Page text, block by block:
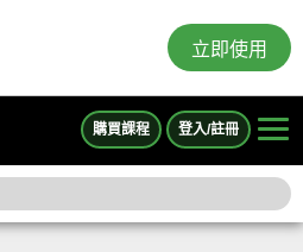
立即使用
購買課程 登入/註冊